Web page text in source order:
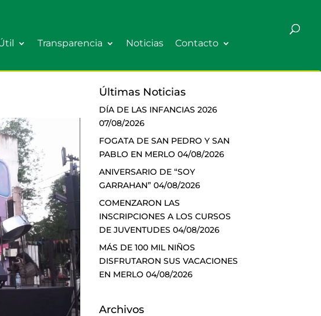
Transparencia Noticias Contacto
Últimas Noticias
DÍA DE LAS INFANCIAS 2026
07/08/2026
FOGATA DE SAN PEDRO Y SAN
PABLO EN MERLO 04/08/2026
ANIVERSARIO DE “SOY
GARRAHAN” 04/08/2026
COMENZARON LAS
INSCRIPCIONES A LOS CURSOS
DE JUVENTUDES 04/08/2026
MÁS DE 100 MIL NIÑOS
DISFRUTARON SUS VACACIONES
EN MERLO 04/08/2026
Archivos